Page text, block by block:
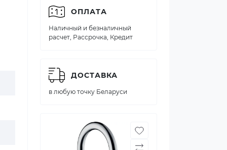
ОПЛАТА
Наличный и безналичный
расчет, Рассрочка, Кредит
ДОСТАВКА
в любую точку Беларуси